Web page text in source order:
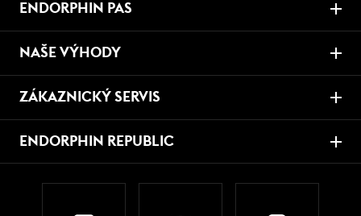
ENDORPHIN PAS
NAŠE VÝHODY
ZÁKAZNICKÝ SERVIS
ENDORPHIN REPUBLIC